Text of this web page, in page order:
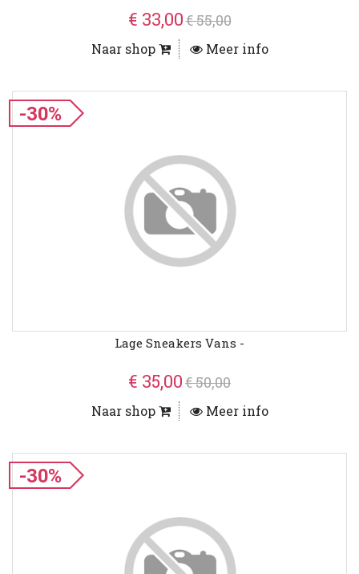
€ 33,00€ 55,00
Naar shop Meer info
-30%
Lage Sneakers Vans -
€ 35,00€ 50,00
Naar shop Meer info
-30%